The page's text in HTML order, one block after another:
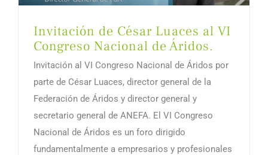
Invitación de César Luaces al VI
Congreso Nacional de Áridos.
Invitación al VI Congreso Nacional de Áridos por
parte de César Luaces, director general de la
Federación de Áridos y director general y
secretario general de ANEFA. El VI Congreso
Nacional de Áridos es un foro dirigido
fundamentalmente a empresarios y profesionales